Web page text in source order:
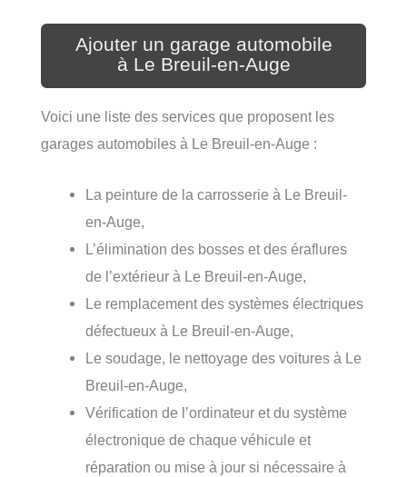
Ajouter un garage automobile
à Le Breuil-en-Auge
Voici une liste des services que proposent les
garages automobiles à Le Breuil-en-Auge :
La peinture de la carrosserie à Le Breuil-
en-Auge,
L’élimination des bosses et des éraflures
de l’extérieur à Le Breuil-en-Auge,
Le remplacement des systèmes électriques
défectueux à Le Breuil-en-Auge,
Le soudage, le nettoyage des voitures à Le
Breuil-en-Auge,
Vérification de l’ordinateur et du système
électronique de chaque véhicule et
réparation ou mise à jour si nécessaire à